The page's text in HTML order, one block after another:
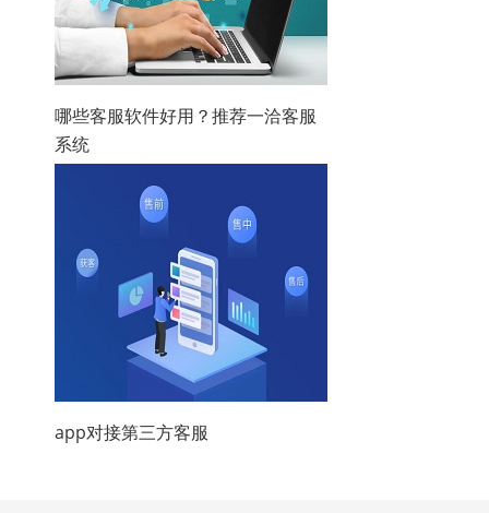
哪些客服软件好用？推荐一洽客服
系统
app对接第三方客服